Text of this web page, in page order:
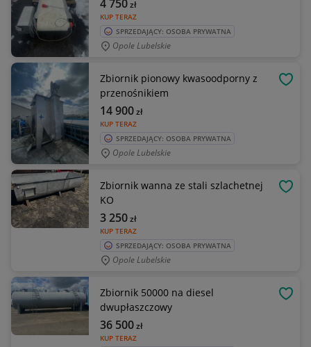
KUP TERAZ
4 750zł
SPRZEDAJĄCY: OSOBA PRYWATNA
Opole Lubelskie
Zbiornik pionowy kwasoodporny z
przenośnikiem
KUP TERAZ
14 900zł
SPRZEDAJĄCY: OSOBA PRYWATNA
Opole Lubelskie
Zbiornik wanna ze stali szlachetnej
KO
KUP TERAZ
3 250zł
SPRZEDAJĄCY: OSOBA PRYWATNA
Opole Lubelskie
Zbiornik 50000 na diesel
dwupłaszczowy
KUP TERAZ
36 500zł